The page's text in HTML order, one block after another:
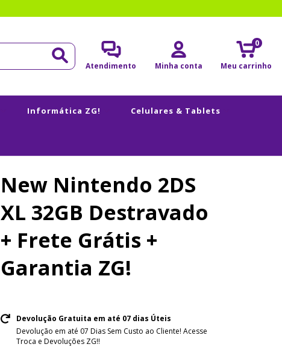
Atendimento Minha conta Meu carrinho
0
Informática ZG! Celulares & Tablets
New Nintendo 2DS
XL 32GB Destravado
+ Frete Grátis +
Garantia ZG!
Devolução Gratuita em até 07 dias Úteis
Devolução em até 07 Dias Sem Custo ao Cliente! Acesse
Troca e Devoluções ZG!!